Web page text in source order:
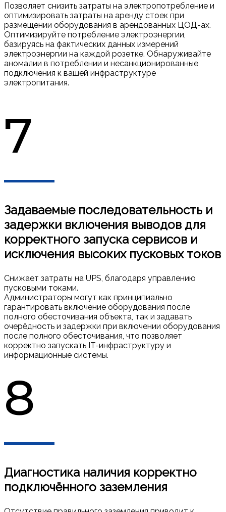
Позволяет снизить затраты на электропотребление и
оптимизировать затраты на аренду стоек при
размещении оборудования в арендованных ЦОД-ах.
Оптимизируйте потребление электроэнергии,
базируясь на фактических данных измерений
электроэнергии на каждой розетке. Обнаруживайте
аномалии в потреблении и несанкционированные
подключения к вашей инфраструктуре
электропитания.
7
Задаваемые последовательность и
задержки включения выводов для
корректного запуска сервисов и
исключения высоких пусковых токов
Снижает затраты на UPS, благодаря управлению
пусковыми токами.
Администраторы могут как принципиально
гарантировать включение оборудования после
полного обесточивания объекта, так и задавать
очерёдность и задержки при включении оборудования
после полного обесточивания, что позволяет
корректно запускать IT-инфраструктуру и
информационные системы.
8
Диагностика наличия корректно
подключённого заземления